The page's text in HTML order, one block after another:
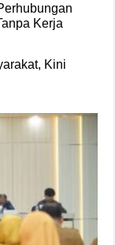
Kerja
Kini